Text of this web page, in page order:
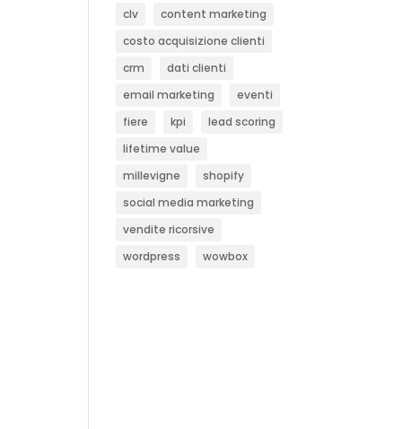
clv
content marketing
costo acquisizione clienti
crm
dati clienti
email marketing
eventi
fiere
kpi
lead scoring
lifetime value
millevigne
shopify
social media marketing
vendite ricorsive
wordpress
wowbox